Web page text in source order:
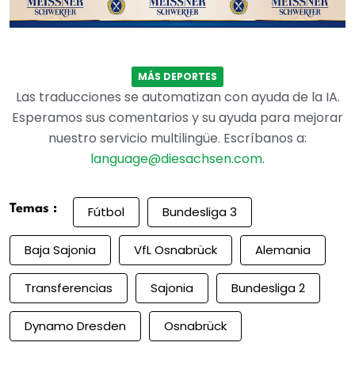
MÁS DEPORTES
Las traducciones se automatizan con ayuda de la IA.
Esperamos sus comentarios y su ayuda para mejorar
nuestro servicio multilingüe. Escríbanos a:
language@diesachsen.com.
Temas : Fútbol Bundesliga 3
Baja Sajonia VfL Osnabrück Alemania
Transferencias Sajonia Bundesliga 2
Dynamo Dresden Osnabrück